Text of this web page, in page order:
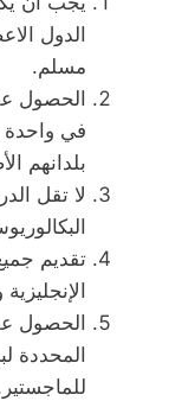
الدول
مسلم.
الحصول
في واحدة
بلدانهم
لا تقل
تقديم
الحصول
المحددة